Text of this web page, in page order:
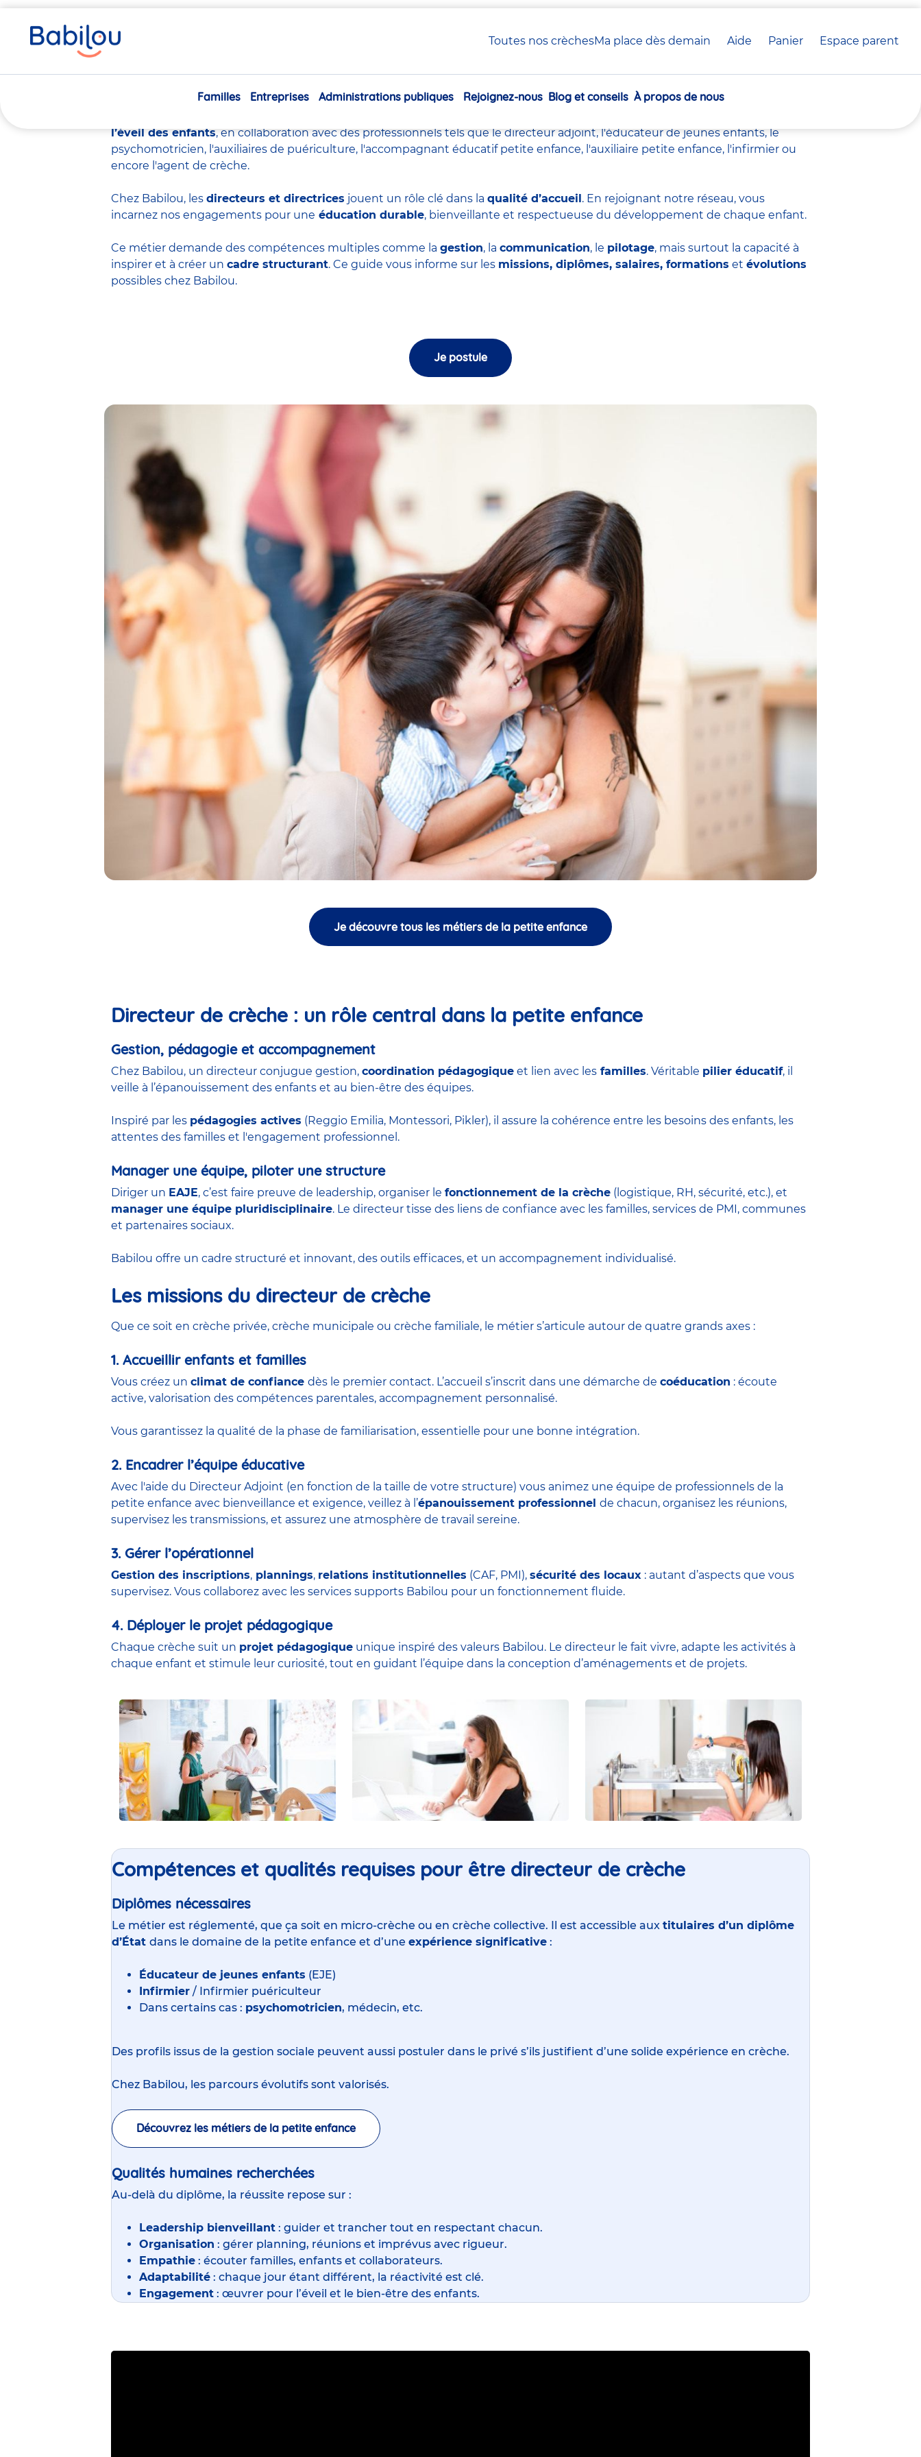
Toutes nos crèchesMa place dès demain Aide Panier crèche(s)
Espace parent
Navigation
Familles Entreprises Administrations publiques Rejoignez-nous Blog et conseils À propos de nous
êtes
ici
Diriger une crèche, c’est bien plus qu’occuper un poste à responsabilités : c’est unmétier profondément humain
l’éveil des enfants, en collaboration avec des professionnels tels que ledirecteur adjoint,l'éducateur de jeunes enfants,le
psychomotricien, l'auxiliaires de puériculture, l'accompagnant éducatif petite enfance, l'auxiliaire petite enfance, l'infirmier ou
encore l'agent de crèche.
Chez Babilou, les directeurs et directrices jouent un rôle clé dans la qualité d’accueil. En rejoignant notre réseau, vous
incarnez nos engagements pour une éducation durable, bienveillante et respectueuse du développement de chaque enfant.
Ce métier demande des compétences multiples comme la gestion, la communication, le pilotage, mais surtout la capacité à
inspirer et à créer un cadre structurant. Ce guide vous informe sur les missions, diplômes, salaires, formations et évolutions
possibles chez Babilou.
Je postule
Je découvre tous les métiers de la petite enfance
Directeur de crèche : un rôle central dans la petite enfance
Gestion, pédagogie et accompagnement
Chez Babilou, un directeur conjugue gestion, coordination pédagogique et lien avec les familles. Véritable pilier éducatif, il
veille à l’épanouissement des enfants et au bien-être des équipes.
Inspiré par les pédagogies actives (Reggio Emilia, Montessori, Pikler), il assure la cohérence entre les besoins des enfants, les
attentes des familles et l'engagement professionnel.
Manager une équipe, piloter une structure
Diriger un EAJE, c’est faire preuve de leadership, organiser le fonctionnement de la crèche (logistique, RH, sécurité, etc.), et
manager une équipe pluridisciplinaire. Le directeur tisse des liens de confiance avec les familles, services de PMI, communes
et partenaires sociaux.
Babilou offre un cadre structuré et innovant, des outils efficaces, et un accompagnement individualisé.
Les missions du directeur de crèche
Que ce soit en crèche privée, crèche municipale ou crèche familiale, le métier s’articule autour de quatre grands axes :
1. Accueillir enfants et familles
Vous créez un climat de confiance dès le premier contact. L’accueil s’inscrit dans une démarche de coéducation : écoute
active, valorisation des compétences parentales, accompagnement personnalisé.
Vous garantissez la qualité de la phase de familiarisation, essentielle pour une bonne intégration.
2. Encadrer l’équipe éducative
Avec l'aide du Directeur Adjoint (en fonction de la taille de votre structure) vous animez une équipe de professionnels de la
petite enfance avec bienveillance et exigence, veillez à l’épanouissement professionnel de chacun, organisez les réunions,
supervisez les transmissions, et assurez une atmosphère de travail sereine.
3. Gérer l’opérationnel
Gestion des inscriptions, plannings, relations institutionnelles (CAF, PMI), sécurité des locaux : autant d’aspects que vous
supervisez. Vous collaborez avec les services supports Babilou pour un fonctionnement fluide.
4. Déployer le projet pédagogique
Chaque crèche suit un projet pédagogique unique inspiré des valeurs Babilou. Le directeur le fait vivre, adapte les activités à
chaque enfant et stimule leur curiosité, tout en guidant l’équipe dans la conception d’aménagements et de projets.
Compétences et qualités requises pour être directeur de crèche
Diplômes nécessaires
Le métier est réglementé, que ça soit en micro-crèche ou en crèche collective. Il est accessible aux titulaires d’un diplôme
d’État dans le domaine de la petite enfance et d’une expérience significative :
Éducateur de jeunes enfants (EJE)
Infirmier / Infirmier puériculteur
Dans certains cas : psychomotricien, médecin, etc.
Des profils issus de la gestion sociale peuvent aussi postuler dans le privé s’ils justifient d’une solide expérience en crèche.
Chez Babilou, les parcours évolutifs sont valorisés.
Découvrez les métiers de la petite enfance
Qualités humaines recherchées
Au-delà du diplôme, la réussite repose sur :
Leadership bienveillant : guider et trancher tout en respectant chacun.
Organisation : gérer planning, réunions et imprévus avec rigueur.
Empathie : écouter familles, enfants et collaborateurs.
Adaptabilité : chaque jour étant différent, la réactivité est clé.
Engagement : œuvrer pour l’éveil et le bien-être des enfants.